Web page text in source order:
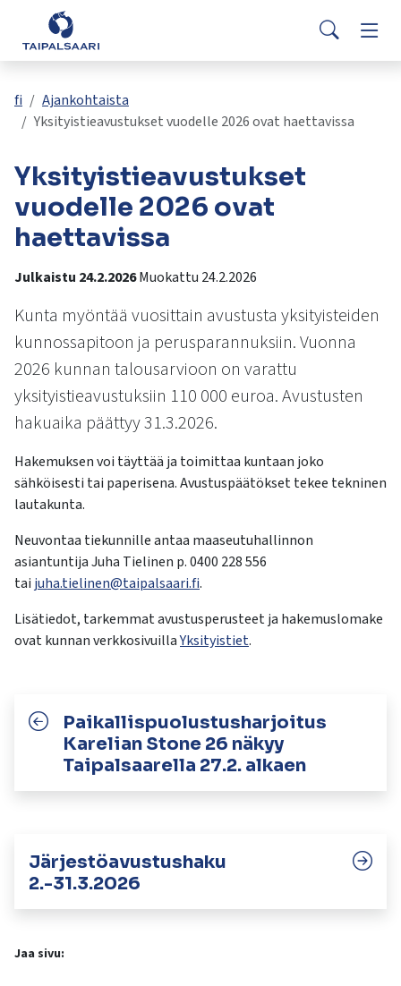
Siirry pääsisältöön
Palaute
Yhteystiedot
Valitse
oleva
tulos
ja
alasnuolilla.
Siirry
valittuun
painamalla
Kosketuslaitteiden
käyttäjät
voivat
käyttää
kosketus-
ja
Asuminen ja rakentaminen
Opetus ja kasvatus
Kulttuuri ja vapaa-aika
Kunta ja päätöksenteko
Työ ja yrittäminen
fi
Ajankohtaista
Yksityistieavustukset vuodelle 2026 ovat haettavissa
Yksityistieavustukset
vuodelle 2026 ovat
haettavissa
Julkaistu 24.2.2026Muokattu 24.2.2026
Kunta myöntää vuosittain avustusta yksityisteiden
kunnossapitoon ja perusparannuksiin. Vuonna
2026 kunnan talousarvioon on varattu
yksityistieavustuksiin 110 000 euroa. Avustusten
hakuaika päättyy 31.3.2026.
Hakemuksen voi täyttää ja toimittaa kuntaan joko
sähköisesti tai paperisena. Avustuspäätökset tekee tekninen
lautakunta.
Neuvontaa tiekunnille antaa maaseutuhallinnon
asiantuntija Juha Tielinen p. 0400 228 556
tai juha.tielinen@taipalsaari.fi.
Lisätiedot, tarkemmat avustusperusteet ja hakemuslomake
ovat kunnan verkkosivuillaYksityistiet.
Paikallispuolustusharjoitus
Karelian Stone 26 näkyy
Taipalsaarella 27.2. alkaen
Järjestöavustushaku
2.-31.3.2026
Jaa sivu: